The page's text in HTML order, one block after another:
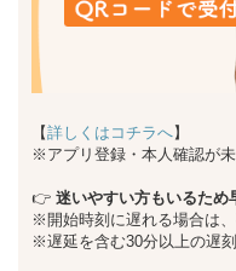
【詳しくはコチラへ】
※アプリ登録・本人確認が
👉 迷いやすい方もいるため
※開始時刻に遅れる場合は
※遅延を含む30分以上の遅